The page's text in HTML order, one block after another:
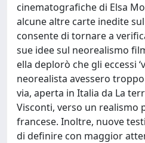
cinematografiche di Elsa
alcune altre carte inedite
consente di tornare a
sue idee sul neorealismo
ella deplorò che gli eccessi
neorealista avessero
via, aperta in Italia da La
Visconti, verso un realismo
francese. Inoltre, nuove
di definire con maggior